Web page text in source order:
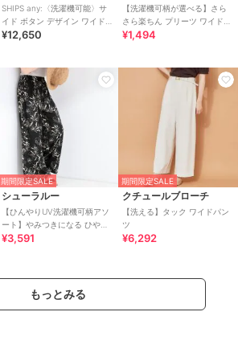
SHIPS any:〈洗濯機可能〉サ
イド ボタン デザイン ワイド
イージー パンツ
¥12,650
【洗濯機可柄が選べる】さら
さら楽ちん プリーツ ワイドパ
ンツ
¥1,494
期間限定SALE
シューラルー
【ひんやりUV洗濯機可柄アソ
ート】やみつきになる ひやと
ろイージーワイドパンツ
¥3,591
期間限定SALE
クチュールブローチ
【洗える】タック ワイドパン
ツ
¥6,292
もっとみる